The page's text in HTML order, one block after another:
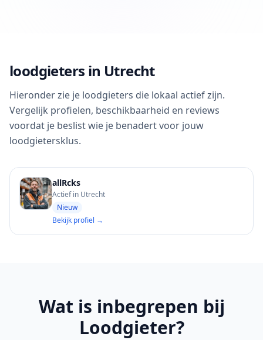
loodgieters in Utrecht
Hieronder zie je loodgieters die lokaal actief zijn.
Vergelijk profielen, beschikbaarheid en reviews
voordat je beslist wie je benadert voor jouw
loodgietersklus.
allRcks
Actief in Utrecht
Nieuw
Bekijk profiel →
Wat is inbegrepen bij
Loodgieter?